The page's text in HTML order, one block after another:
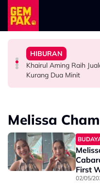
Skip to main content
HIBURAN
Imran Aqil Kongsi
“Waktu Itu Aku Tiada,
Hari…”
HIBURAN
Khairul Aming Raih
Kurang Dua Minit
HIBURAN
“Ada Yang Datang
- Noraniza Idris
SELEBRITI
“Biarlah Mereka Yang
Jangan Terlalu
Melissa
First
Ni
02/05/